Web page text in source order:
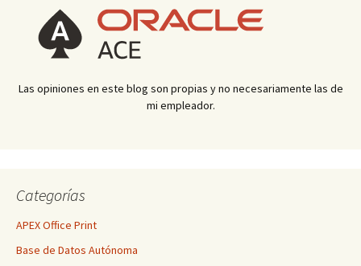
Las opiniones en este blog son propias y no necesariamente las de
mi empleador.
Categorías
APEX Office Print
Base de Datos Autónoma